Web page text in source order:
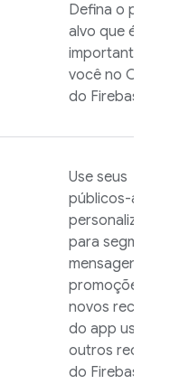
Defina o
alvo que é
importante
você no
do Firebase
Use seus
públicos-alvo
personalizados
para
mensagens,
promoções ou
novos
do app usando
outros
do Firebase,